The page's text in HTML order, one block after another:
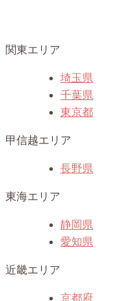
関東エリア
埼玉県
千葉県
東京都
甲信越エリア
長野県
東海エリア
静岡県
愛知県
近畿エリア
京都府